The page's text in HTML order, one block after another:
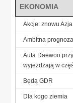
EKONOMIA
Akcje: znowu Azja
Ambitna prognoza
Auta Daewoo
wyjeżdżają w
Będą GDR
Dla kogo ziemia